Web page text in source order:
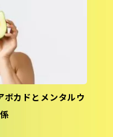
ボカドとメンタルウ